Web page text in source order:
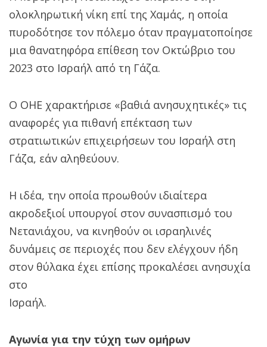
ολοκληρωτική νίκη επί της Χαμάς, η οποία
πυροδότησε τον πόλεμο όταν πραγματοποίησε
μια θανατηφόρα επίθεση τον Οκτώβριο του
2023 στο Ισραήλ από τη Γάζα.
Ο ΟΗΕ χαρακτήρισε «βαθιά ανησυχητικές» τις
αναφορές για πιθανή επέκταση των
στρατιωτικών επιχειρήσεων του Ισραήλ στη
Γάζα, εάν αληθεύουν.
Η ιδέα, την οποία προωθούν ιδιαίτερα
ακροδεξιοί υπουργοί στον συνασπισμό του
Νετανιάχου, να κινηθούν οι ισραηλινές
δυνάμεις σε περιοχές που δεν ελέγχουν ήδη
στον θύλακα έχει επίσης προκαλέσει ανησυχία
στο
Ισραήλ.
Αγωνία για την τύχη των ομήρων